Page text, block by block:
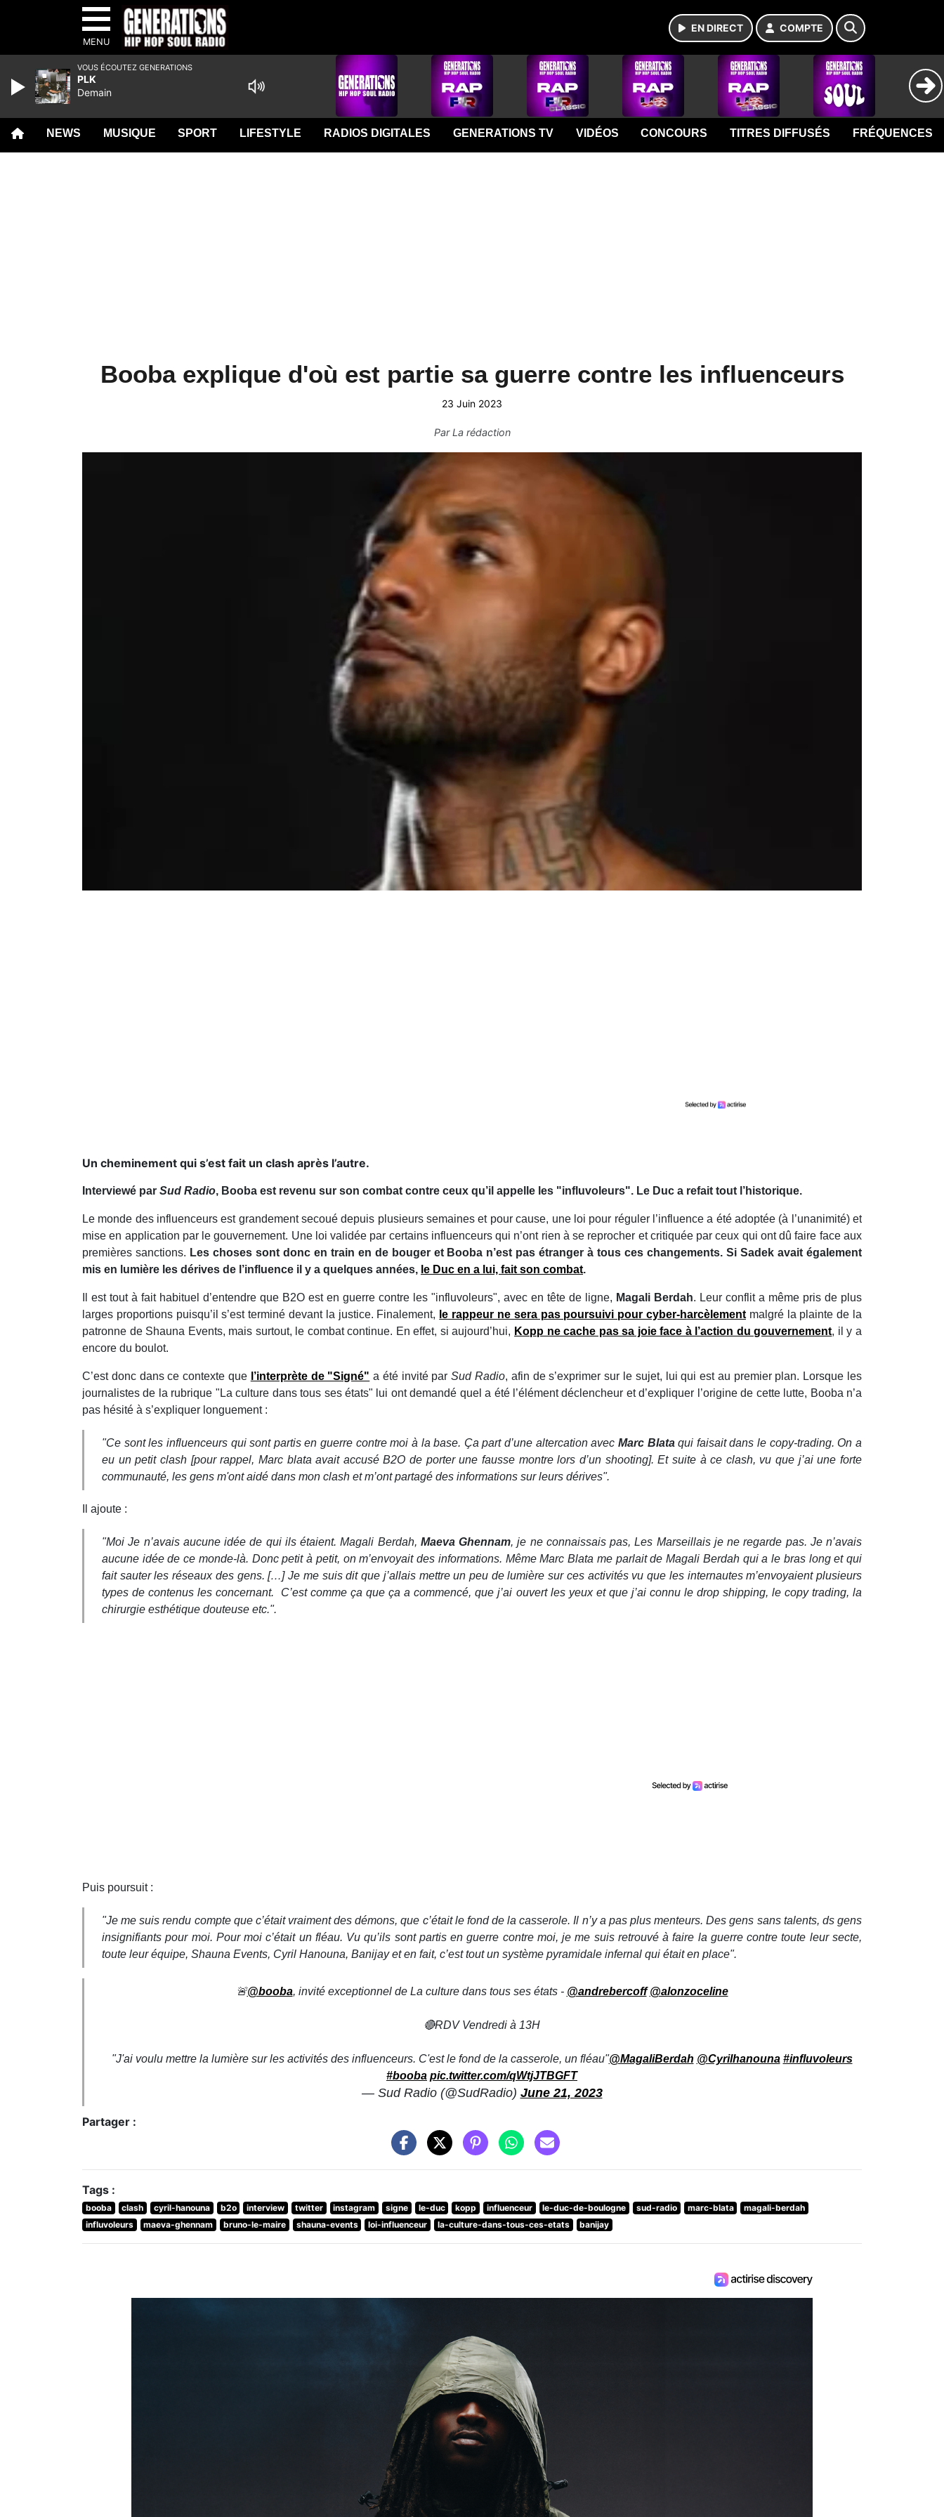
MENU
EN DIRECT COMPTE
NEWS MUSIQUE SPORT LIFESTYLE RADIOS DIGITALES GENERATIONS TV VIDÉOS CONCOURS TITRES DIFFUSÉS FRÉQUENCES
Booba explique d'où est partie sa guerre contre les influenceurs
23 Juin 2023
ParLa rédaction
Un cheminement qui s’est fait un clash après l’autre.
Interviewé par Sud Radio, Booba est revenu sur son combat contre ceux qu’il appelle les "influvoleurs". Le Duc a refait tout l’historique.
Le monde des influenceurs est grandement secoué depuis plusieurs semaines et pour cause, une loi pour réguler l’influence a été adoptée (à l’unanimité) et
mise en application par le gouvernement. Une loi validée par certains influenceurs qui n’ont rien à se reprocher et critiquée par ceux qui ont dû faire face aux
premières sanctions. Les choses sont donc en train en de bouger et Booba n’est pas étranger à tous ces changements. Si Sadek avait également
mis en lumière les dérives de l’influence il y a quelques années, le Duc en a lui, fait son combat.
Il est tout à fait habituel d’entendre que B2O est en guerre contre les "influvoleurs", avec en tête de ligne, Magali Berdah. Leur conflit a même pris de plus
larges proportions puisqu’il s’est terminé devant la justice. Finalement, le rappeur ne sera pas poursuivi pour cyber-harcèlementmalgré la plainte de la
patronne de Shauna Events, mais surtout, le combat continue. En effet, si aujourd’hui, Kopp ne cache pas sa joie face à l’action du gouvernement, il y a
encore du boulot.
C’est donc dans ce contexte que l’interprète de "Signé" a été invité parSud Radio, afin de s’exprimer sur le sujet, lui qui est au premier plan. Lorsque les
journalistes de la rubrique "La culture dans tous ses états" lui ont demandé quel a été l’élément déclencheur et d’expliquer l’origine de cette lutte, Booba n’a
pas hésité à s’expliquer longuement :
"Ce sont les influenceurs qui sont partis en guerre contre moi à la base. Ça part d’une altercation avec Marc Blataqui faisait dans le copy-trading. On a
eu un petit clash [pour rappel, Marc blata avait accusé B2O de porter une fausse montre lors d’un shooting]. Et suite à ce clash, vu que j’ai une forte
communauté, les gens m'ont aidé dans mon clash et m’ont partagé des informations sur leurs dérives".
Il ajoute :
"Moi Je n’avais aucune idée de qui ils étaient. Magali Berdah, Maeva Ghennam, je ne connaissais pas, Les Marseillais je ne regarde pas. Je n’avais
aucune idée de ce monde-là. Donc petit à petit, on m’envoyait des informations. Même Marc Blata me parlait de Magali Berdah qui a le bras long et qui
fait sauter les réseaux des gens. […] Je me suis dit que j’allais mettre un peu de lumière sur ces activités vu que les internautes m’envoyaient plusieurs
types de contenus les concernant. C’est comme ça que ça a commencé, que j’ai ouvert les yeux et que j’ai connu le drop shipping, le copy trading, la
chirurgie esthétique douteuse etc.".
Puis poursuit :
"Je me suis rendu compte que c’était vraiment des démons, que c’était le fond de la casserole. Il n’y a pas plus menteurs. Des gens sans talents, ds gens
insignifiants pour moi. Pour moi c’était un fléau. Vu qu’ils sont partis en guerre contre moi, je me suis retrouvé à faire la guerre contre toute leur secte,
toute leur équipe, Shauna Events, Cyril Hanouna, Banijay et en fait, c’est tout un système pyramidale infernal qui était en place".
🚨@booba, invité exceptionnel de La culture dans tous ses états - @andrebercoff @alonzoceline
🔴RDV Vendredi à 13H
"J'ai voulu mettre la lumière sur les activités des influenceurs. C'est le fond de la casserole, un fléau"@MagaliBerdah @Cyrilhanouna #influvoleurs
#booba pic.twitter.com/qWtjJTBGFT
— Sud Radio (@SudRadio) June 21, 2023
Partager :
Tags :
booba clash cyril-hanouna b2o interview twitter instagram signe le-duc kopp influenceur le-duc-de-boulogne sud-radio marc-blata
magali-berdah
influvoleurs
maeva-ghennam bruno-le-maire shauna-events loi-influenceur la-culture-dans-tous-ces-etats banijay
VOUS ÉCOUTEZ GENERATIONS
PLK
Demain